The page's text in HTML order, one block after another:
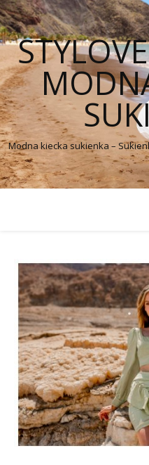
Modna kiecka sukienka –